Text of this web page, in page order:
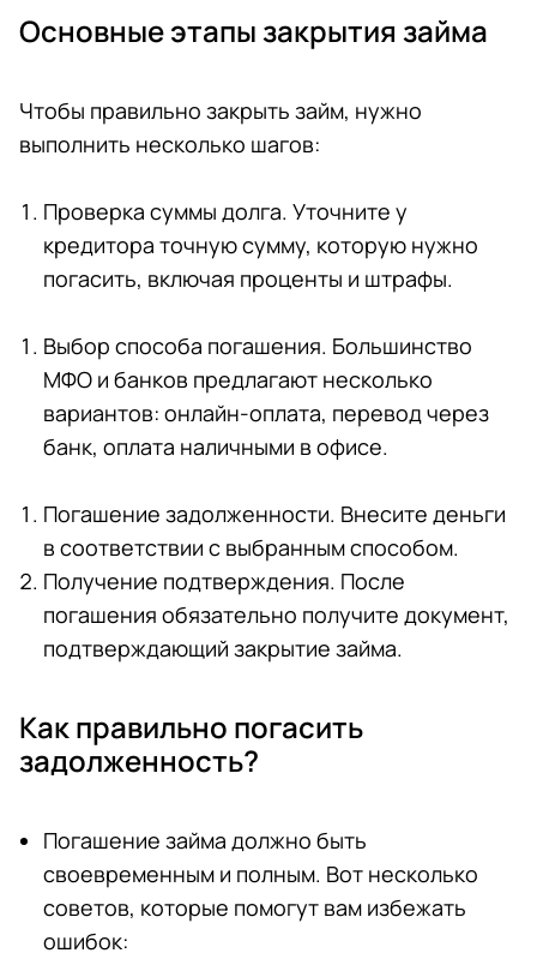
Основные этапы закрытия займа
Чтобы правильно закрыть займ, нужно
выполнить несколько шагов:
Проверка суммы долга. Уточните у
кредитора точную сумму, которую нужно
погасить, включая проценты и штрафы.
Выбор способа погашения. Большинство
МФО и банков предлагают несколько
вариантов: онлайн-оплата, перевод через
банк, оплата наличными в офисе.
Погашение задолженности. Внесите деньги
в соответствии с выбранным способом.
Получение подтверждения. После
погашения обязательно получите документ,
подтверждающий закрытие займа.
Как правильно погасить
задолженность?
Погашение займа должно быть
своевременным и полным. Вот несколько
советов, которые помогут вам избежать
ошибок: